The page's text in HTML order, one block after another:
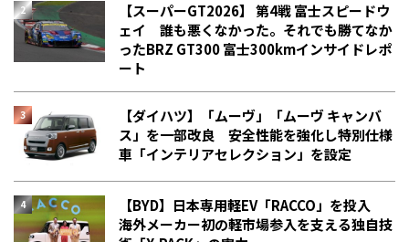
【スーパーGT2026】 第4戦 富士スピードウ
ェイ 誰も悪くなかった。それでも勝てなか
った――BRZ GT300 富士300kmインサイドレポ
ート
【ダイハツ】「ムーヴ」「ムーヴ キャンバ
ス」を一部改良 安全性能を強化し特別仕様
車「インテリアセレクション」を設定
【BYD】日本専用軽EV「RACCO」を投入
海外メーカー初の軽市場参入を支える独自技